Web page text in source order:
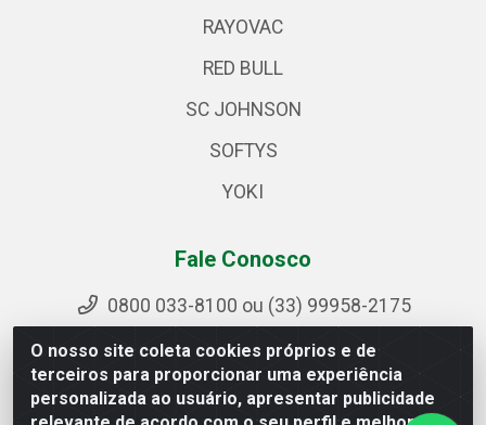
O nosso site coleta cookies próprios e de
terceiros para proporcionar uma experiência
personalizada ao usuário, apresentar publicidade
RAYOVAC
RED BULL
SC JOHNSON
SOFTYS
YOKI
Fale Conosco
0800 033-8100 ou (33) 99958-2175
sac@ipirangamg.com.br
Acompanhe nossas publicações